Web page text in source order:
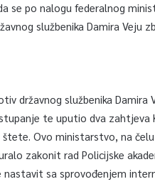
po nalogu federalnog
službenika Damira Veju
državnog službenika Damira
te uputio dva zahtjeva
Ovo ministarstvo, na
zakonit rad Policijske
sa sprovođenjem